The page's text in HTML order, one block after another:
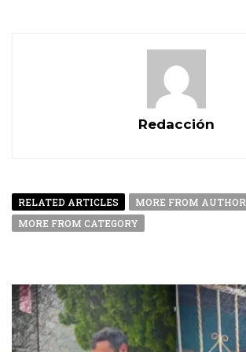
Redacción
RELATED ARTICLES
MORE FROM AUTHOR
MORE FROM CATEGORY